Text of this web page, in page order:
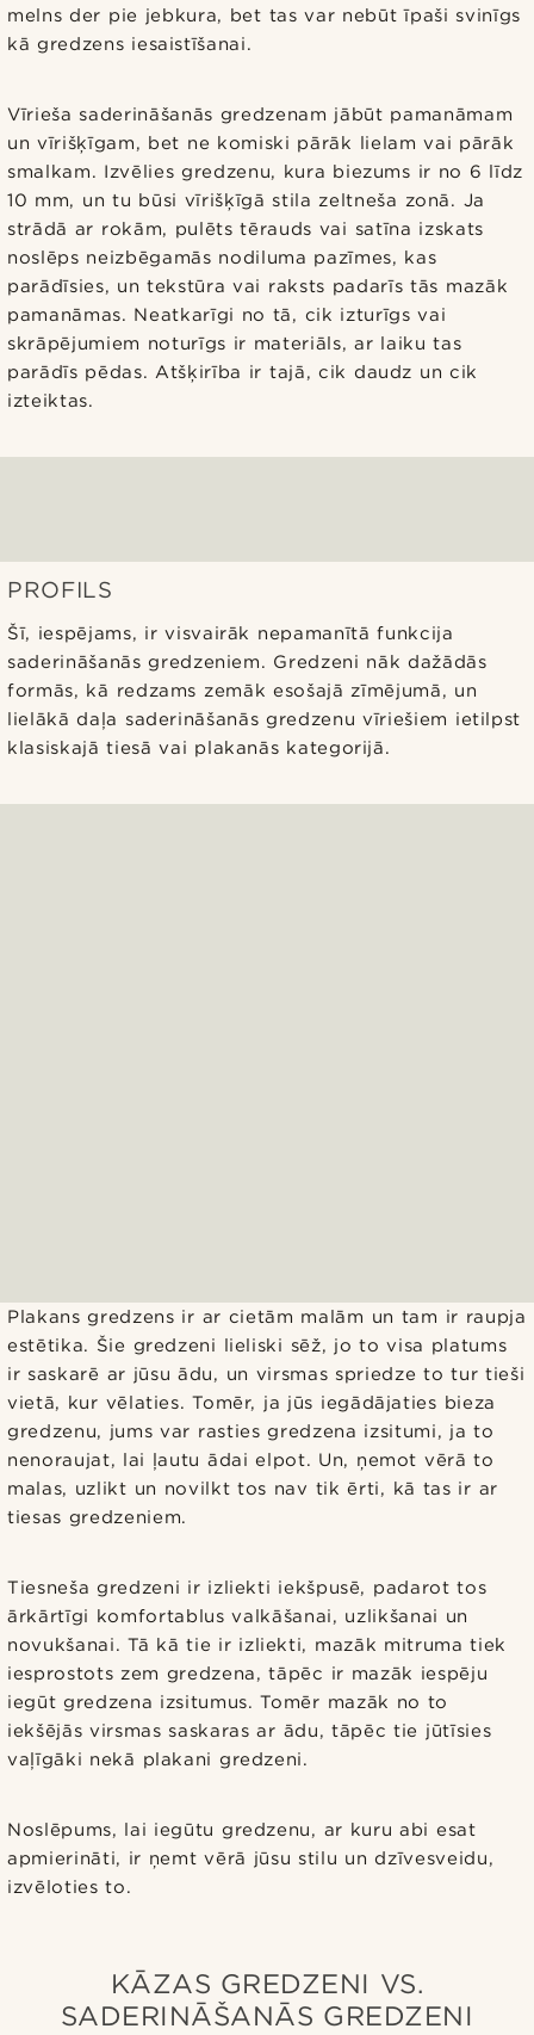
melns der pie jebkura, bet tas var nebūt īpaši svinīgs
kā gredzens iesaistīšanai.
Vīrieša saderināšanās gredzenam jābūt pamanāmam
un vīrišķīgam, bet ne komiski pārāk lielam vai pārāk
smalkam. Izvēlies gredzenu, kura biezums ir no 6 līdz
10 mm, un tu būsi vīrišķīgā stila zeltneša zonā. Ja
strādā ar rokām, pulēts tērauds vai satīna izskats
noslēps neizbēgamās nodiluma pazīmes, kas
parādīsies, un tekstūra vai raksts padarīs tās mazāk
pamanāmas. Neatkarīgi no tā, cik izturīgs vai
skrāpējumiem noturīgs ir materiāls, ar laiku tas
parādīs pēdas. Atšķirība ir tajā, cik daudz un cik
izteiktas.
PROFILS
Šī, iespējams, ir visvairāk nepamanītā funkcija
saderināšanās gredzeniem. Gredzeni nāk dažādās
formās, kā redzams zemāk esošajā zīmējumā, un
lielākā daļa saderināšanās gredzenu vīriešiem ietilpst
klasiskajā tiesā vai plakanās kategorijā.
Plakans gredzens ir ar cietām malām un tam ir raupja
estētika. Šie gredzeni lieliski sēž, jo to visa platums
ir saskarē ar jūsu ādu, un virsmas spriedze to tur tieši
vietā, kur vēlaties. Tomēr, ja jūs iegādājaties bieza
gredzenu, jums var rasties gredzena izsitumi, ja to
nenoraujat, lai ļautu ādai elpot. Un, ņemot vērā to
malas, uzlikt un novilkt tos nav tik ērti, kā tas ir ar
tiesas gredzeniem.
Tiesneša gredzeni ir izliekti iekšpusē, padarot tos
ārkārtīgi komfortablus valkāšanai, uzlikšanai un
novukšanai. Tā kā tie ir izliekti, mazāk mitruma tiek
iesprostots zem gredzena, tāpēc ir mazāk iespēju
iegūt gredzena izsitumus. Tomēr mazāk no to
iekšējās virsmas saskaras ar ādu, tāpēc tie jūtīsies
vaļīgāki nekā plakani gredzeni.
Noslēpums, lai iegūtu gredzenu, ar kuru abi esat
apmierināti, ir ņemt vērā jūsu stilu un dzīvesveidu,
izvēloties to.
KĀZAS GREDZENI VS.
SADERINĀŠANĀS GREDZENI